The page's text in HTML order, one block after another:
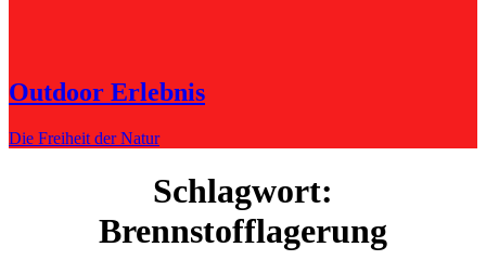
Outdoor Erlebnis
Die Freiheit der Natur
Schlagwort:
Brennstofflagerung